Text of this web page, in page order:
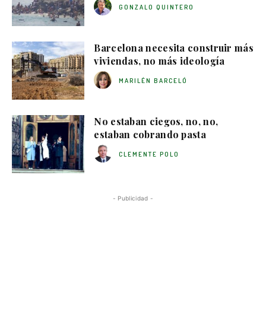
GONZALO QUINTERO
Barcelona necesita construir más
viviendas, no más ideología
MARILÉN BARCELÓ
No estaban ciegos, no, no,
estaban cobrando pasta
CLEMENTE POLO
- Publicidad -